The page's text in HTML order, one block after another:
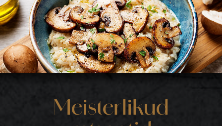
VÕTKE ÜHENDUST
LOGI SISSE
Otsima: Otsi nupp
Meisterlikud